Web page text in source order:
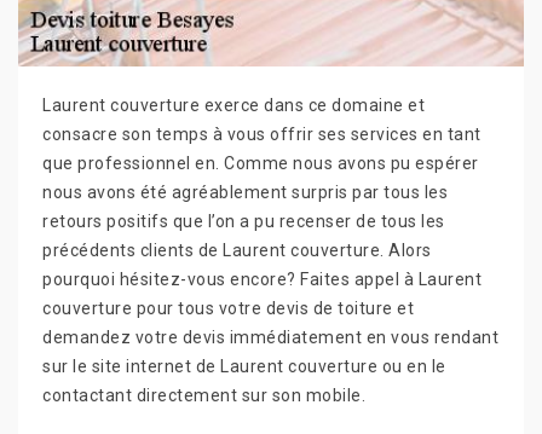
Laurent couverture exerce dans ce domaine et
consacre son temps à vous offrir ses services en tant
que professionnel en. Comme nous avons pu espérer
nous avons été agréablement surpris par tous les
retours positifs que l’on a pu recenser de tous les
précédents clients de Laurent couverture. Alors
pourquoi hésitez-vous encore? Faites appel à Laurent
couverture pour tous votre devis de toiture et
demandez votre devis immédiatement en vous rendant
sur le site internet de Laurent couverture ou en le
contactant directement sur son mobile.